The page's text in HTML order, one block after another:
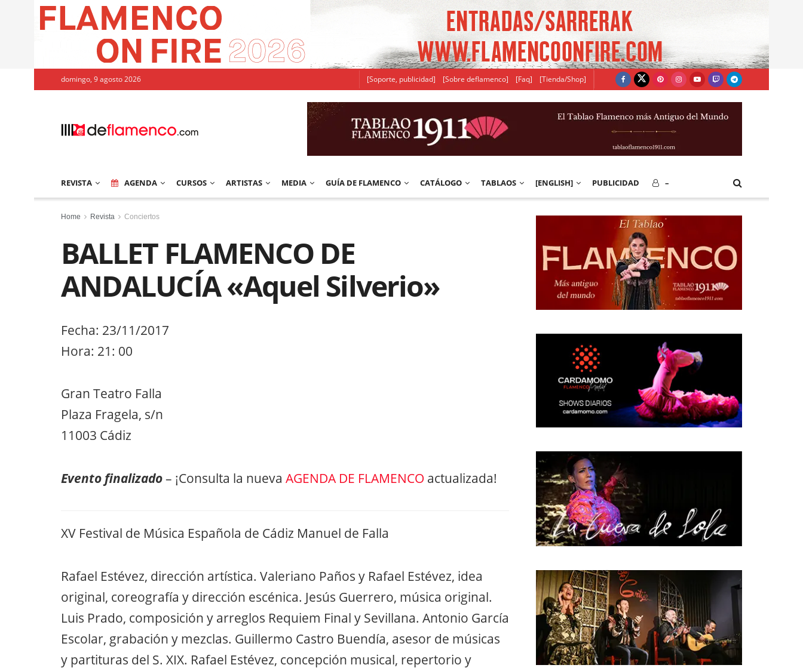
domingo, 9 agosto 2026 [Soporte, publicidad] [Sobre deflamenco] [Faq] [Tienda/Shop]
REVISTA AGENDA CURSOS ARTISTAS MEDIA GUÍA DE FLAMENCO CATÁLOGO TABLAOS [ENGLISH] PUBLICIDAD –
Home Revista Conciertos
BALLET FLAMENCO DE
ANDALUCÍA «Aquel Silverio»
Fecha: 23/11/2017
Hora: 21: 00
Gran Teatro Falla
Plaza Fragela, s/n
11003 Cádiz
Evento finalizado– ¡Consulta la nueva AGENDA DE FLAMENCO actualizada!
XV Festival de Música Española de Cádiz Manuel de Falla
Rafael Estévez, dirección artística. Valeriano Paños y Rafael Estévez, idea
original, coreografía y dirección escénica. Jesús Guerrero, música original.
Luis Prado, composición y arreglos Requiem Final y Sevillana. Antonio García
Escolar, grabación y mezclas. Guillermo Castro Buendía, asesor de músicas
y partituras del S. XIX. Rafael Estévez, concepción musical, repertorio y